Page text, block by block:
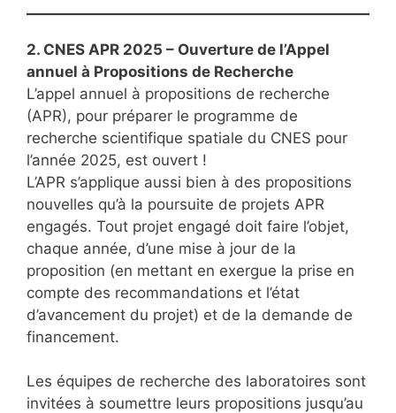
2. CNES APR 2025 – Ouverture de l’Appel
annuel à Propositions de Recherche
L’appel annuel à propositions de recherche
(APR), pour préparer le programme de
recherche scientifique spatiale du CNES pour
l’année 2025, est ouvert !
L’APR s’applique aussi bien à des propositions
nouvelles qu’à la poursuite de projets APR
engagés. Tout projet engagé doit faire l’objet,
chaque année, d’une mise à jour de la
proposition (en mettant en exergue la prise en
compte des recommandations et l’état
d’avancement du projet) et de la demande de
financement.
Les équipes de recherche des laboratoires sont
invitées à soumettre leurs propositions jusqu’au